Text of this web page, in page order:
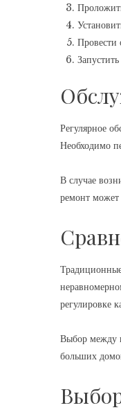
Провести
Регулярное
Необходимо
В случае
ремонт может
регулировке
Выбор между
больших